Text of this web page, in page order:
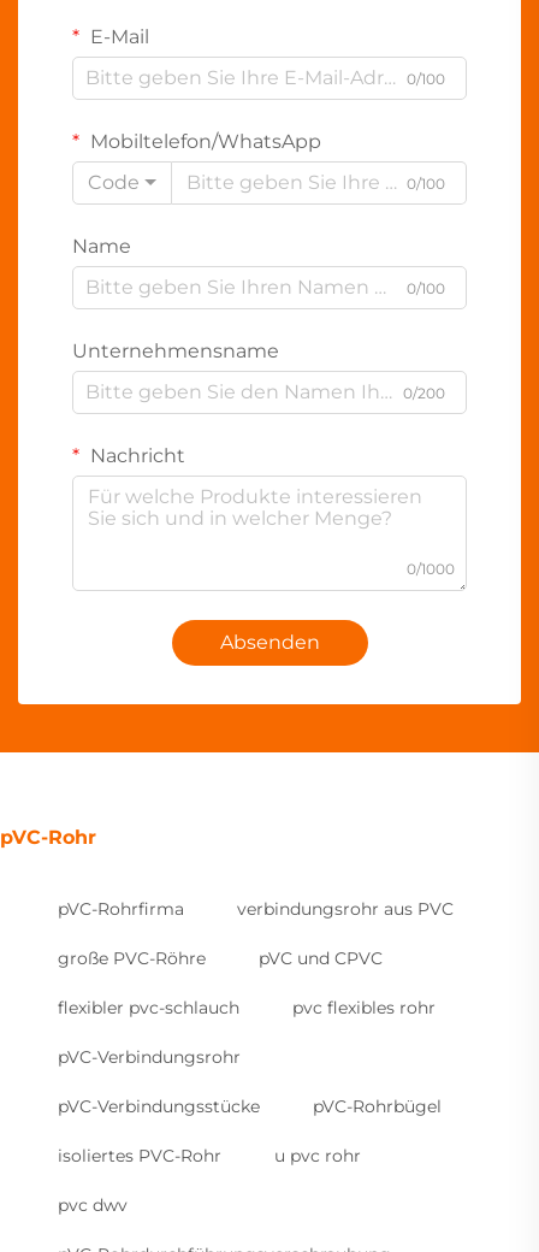
E-Mail
0/100
Mobiltelefon/WhatsApp
Code
0/100
Name
0/100
Unternehmensname
0/200
Nachricht
0/1000
Absenden
pVC-Rohr
pVC-Rohrfirma verbindungsrohr aus PVC
große PVC-Röhre pVC und CPVC
flexibler pvc-schlauch pvc flexibles rohr
pVC-Verbindungsrohr
pVC-Verbindungsstücke pVC-Rohrbügel
isoliertes PVC-Rohr u pvc rohr
pvc dwv